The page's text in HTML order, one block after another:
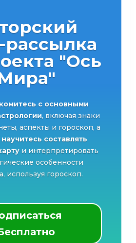
рассылка
"Ось
с основными
, включая знаки
аспекты и гороскоп, а
научитесь составлять
и интерпретировать
особенности
используя гороскоп.